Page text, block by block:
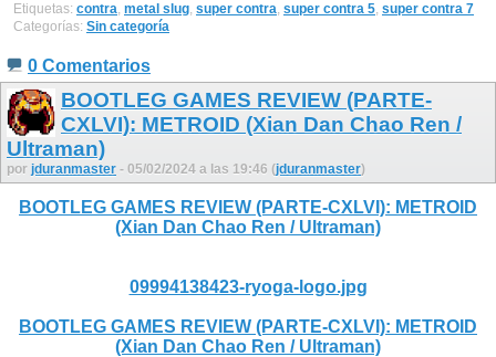
Etiquetas: contra, metal slug, super contra, super contra 5, super contra 7
Categorías: Sin categoría
0 Comentarios
BOOTLEG GAMES REVIEW (PARTE-
CXLVI): METROID (Xian Dan Chao Ren /
Ultraman)
por jduranmaster - 05/02/2024 a las 19:46 (jduranmaster)
BOOTLEG GAMES REVIEW (PARTE-CXLVI): METROID
(Xian Dan Chao Ren / Ultraman)
09994138423-ryoga-logo.jpg
BOOTLEG GAMES REVIEW (PARTE-CXLVI): METROID
(Xian Dan Chao Ren / Ultraman)